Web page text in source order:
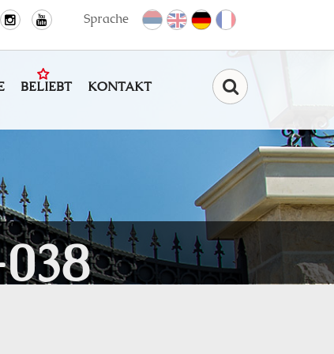
Sprache
BELIEBT KONTAKT